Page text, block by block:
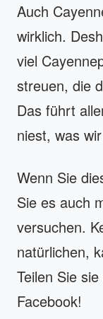
Auch
wirklich.
viel
streuen, die
Das führt
niest, was
Wenn Sie
Sie es auch
versuchen.
natürlichen,
Teilen Sie
Facebook!